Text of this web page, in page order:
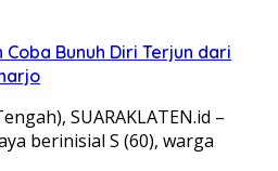
Bunuh Diri Terjun dari
SUARAKLATEN.id –
berinisial S (60), warga